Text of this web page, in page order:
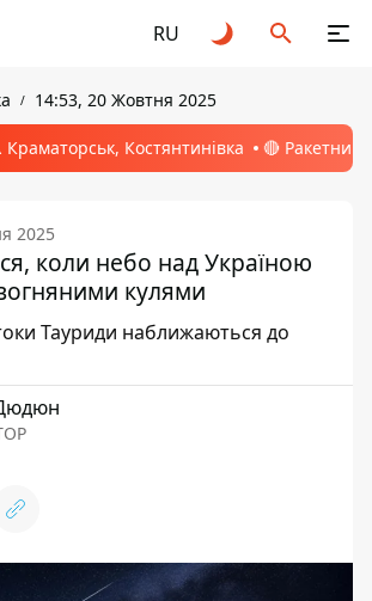
RU
14:53, 20 Жовтня 2025
Костянтинівка 🔴 Ракетний
2025
коли небо над Україною
кулями
Тауриди наближаються до